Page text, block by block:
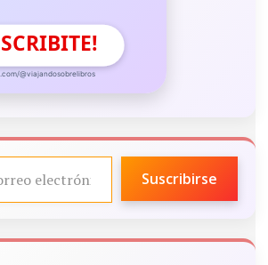
@viajandosobrelibros
Suscribirse